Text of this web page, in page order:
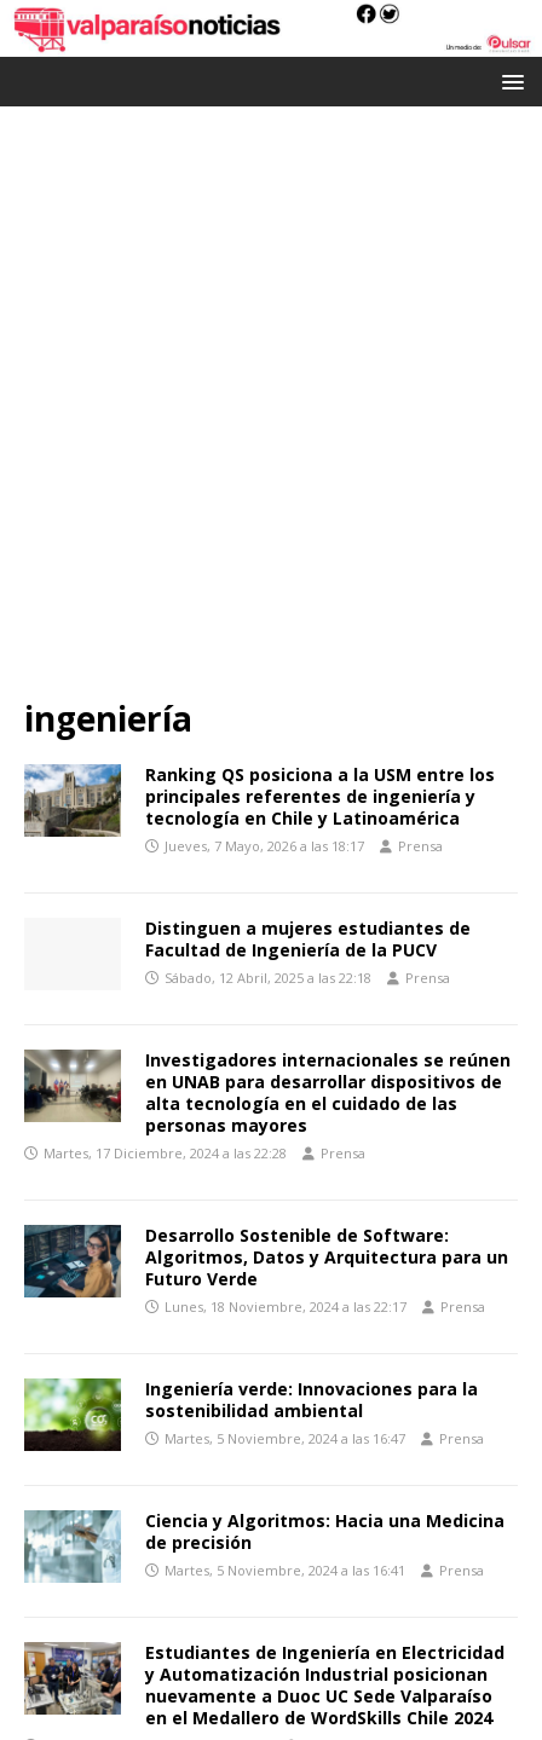
ingeniería
Ranking QS posiciona a la USM entre los
principales referentes de ingeniería y
tecnología en Chile y Latinoamérica
Jueves, 7 Mayo, 2026 a las 18:17 Prensa
Distinguen a mujeres estudiantes de
Facultad de Ingeniería de la PUCV
Sábado, 12 Abril, 2025 a las 22:18 Prensa
Investigadores internacionales se reúnen
en UNAB para desarrollar dispositivos de
alta tecnología en el cuidado de las
personas mayores
Martes, 17 Diciembre, 2024 a las 22:28 Prensa
Desarrollo Sostenible de Software:
Algoritmos, Datos y Arquitectura para un
Futuro Verde
Lunes, 18 Noviembre, 2024 a las 22:17 Prensa
Ingeniería verde: Innovaciones para la
sostenibilidad ambiental
Martes, 5 Noviembre, 2024 a las 16:47 Prensa
Ciencia y Algoritmos: Hacia una Medicina
de precisión
Martes, 5 Noviembre, 2024 a las 16:41 Prensa
Estudiantes de Ingeniería en Electricidad
y Automatización Industrial posicionan
nuevamente a Duoc UC Sede Valparaíso
en el Medallero de WordSkills Chile 2024